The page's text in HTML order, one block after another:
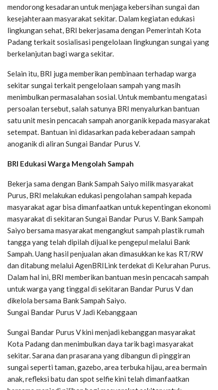
mendorong kesadaran untuk menjaga kebersihan sungai dan
kesejahteraan masyarakat sekitar. Dalam kegiatan edukasi
lingkungan sehat, BRI bekerjasama dengan Pemerintah Kota
Padang terkait sosialisasi pengelolaan lingkungan sungai yang
berkelanjutan bagi warga sekitar.
Selain itu, BRI juga memberikan pembinaan terhadap warga
sekitar sungai terkait pengelolaan sampah yang masih
menimbulkan permasalahan sosial. Untuk membantu mengatasi
persoalan tersebut, salah satunya BRI menyalurkan bantuan
satu unit mesin pencacah sampah anorganik kepada masyarakat
setempat. Bantuan ini didasarkan pada keberadaan sampah
anoganik di aliran Sungai Bandar Purus V.
BRI Edukasi Warga Mengolah Sampah
Bekerja sama dengan Bank Sampah Saiyo milik masyarakat
Purus, BRI melakukan edukasi pengolahan sampah kepada
masyarakat agar bisa dimanfaatkan untuk kepentingan ekonomi
masyarakat di sekitaran Sungai Bandar Purus V. Bank Sampah
Saiyo bersama masyarakat mengangkut sampah plastik rumah
tangga yang telah dipilah dijual ke pengepul melalui Bank
Sampah. Uang hasil penjualan akan dimasukkan ke kas RT/RW
dan ditabung melalui AgenBRILink terdekat di Kelurahan Purus.
Dalam hal ini, BRI memberikan bantuan mesin pencacah sampah
untuk warga yang tinggal di sekitaran Bandar Purus V dan
dikelola bersama Bank Sampah Saiyo.
Sungai Bandar Purus V Jadi Kebanggaan
Sungai Bandar Purus V kini menjadi kebanggan masyarakat
Kota Padang dan menimbulkan daya tarik bagi masyarakat
sekitar. Sarana dan prasarana yang dibangun di pinggiran
sungai seperti taman, gazebo, area terbuka hijau, area bermain
anak, refleksi batu dan spot selfie kini telah dimanfaatkan